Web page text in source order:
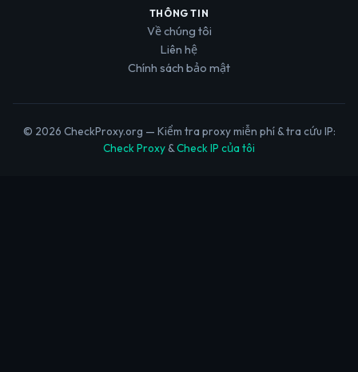
THÔNG TIN
Về chúng tôi
Liên hệ
Chính sách bảo mật
© 2026 CheckProxy.org — Kiểm tra proxy miễn phí & tra cứu IP:
Check Proxy &Check IP của tôi